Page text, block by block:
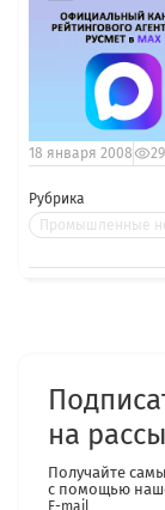
Рубрика
Промышленные
18 января 2008
на
Получайте
с помощью
E-mail